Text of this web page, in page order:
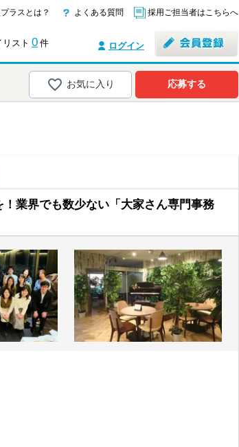
ラスとは？ よくある質問 採用ご担当者はこちらへ
リスト 0 件 ログイン
お気に入り 応募する
業界でも数少ない「大家さん専門事務